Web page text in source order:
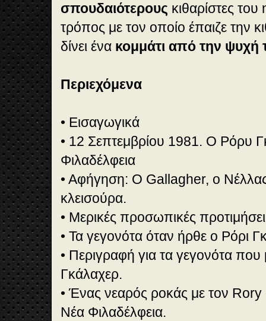
σπουδαιότερους κιθαρίστες
τρόπος με τον οποίο έπαιζε την
δίνει ένα κομμάτι από την ψυχή
Περιεχόμενα
• Εισαγωγικά
• 12 Σεπτεμβρίου 1981. Ο Ρόρυ
Φιλαδέλφεια
• Αφήγηση: Ο Gallagher, ο
κλεισούρα.
• Μερικές προσωπικές
• Τα γεγονότα όταν ήρθε ο Ρόρι
• Περιγραφή για τα γεγονότα που
Γκάλαχερ.
• Ένας νεαρός ροκάς με τον
Νέα Φιλαδέλφεια.